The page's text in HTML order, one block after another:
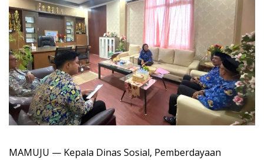
MAMUJU — Kepala Dinas Sosial, Pemberdayaan